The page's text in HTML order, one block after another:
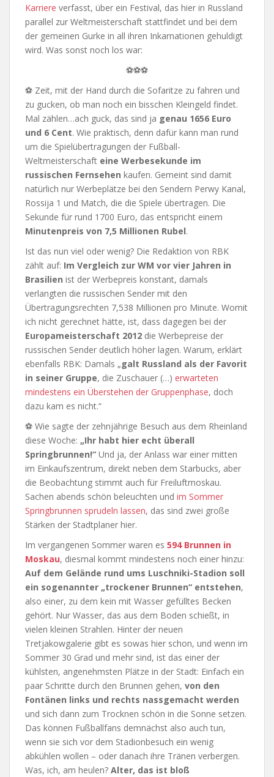
Karriere verfasst, über ein Festival, das hier in Russland
parallel zur Weltmeisterschaft stattfindet und bei dem
der gemeinen Gurke in all ihren Inkarnationen gehuldigt
wird. Was sonst noch los war:
⚽⚽⚽
⚽ Zeit, mit der Hand durch die Sofaritze zu fahren und
zu gucken, ob man noch ein bisschen Kleingeld findet.
Mal zählen…ach guck, das sind ja genau 1656 Euro
und 6 Cent. Wie praktisch, denn dafür kann man rund
um die Spielübertragungen der Fußball-
Weltmeisterschaft eine Werbesekunde im
russischen Fernsehen kaufen. Gemeint sind damit
natürlich nur Werbeplätze bei den Sendern Perwy Kanal,
Rossija 1 und Match, die die Spiele übertragen. Die
Sekunde für rund 1700 Euro, das entspricht einem
Minutenpreis von 7,5 Millionen Rubel.
Ist das nun viel oder wenig? Die Redaktion von RBK
zählt auf: Im Vergleich zur WM vor vier Jahren in
Brasilien ist der Werbepreis konstant, damals
verlangten die russischen Sender mit den
Übertragungsrechten 7,538 Millionen pro Minute. Womit
ich nicht gerechnet hätte, ist, dass dagegen bei der
Europameisterschaft 2012 die Werbepreise der
russischen Sender deutlich höher lagen. Warum, erklärt
ebenfalls RBK: Damals „galt Russland als der Favorit
in seiner Gruppe, die Zuschauer (…) erwarteten
mindestens ein Überstehen der Gruppenphase, doch
dazu kam es nicht.“
⚽ Wie sagte der zehnjährige Besuch aus dem Rheinland
diese Woche: „Ihr habt hier echt überall
Springbrunnen!“ Und ja, der Anlass war einer mitten
im Einkaufszentrum, direkt neben dem Starbucks, aber
die Beobachtung stimmt auch für Freiluftmoskau.
Sachen abends schön beleuchten und im Sommer
Springbrunnen sprudeln lassen, das sind zwei große
Stärken der Stadtplaner hier.
Im vergangenen Sommer waren es 594 Brunnen in
Moskau, diesmal kommt mindestens noch einer hinzu:
Auf dem Gelände rund ums Luschniki-Stadion soll
ein sogenannter „trockener Brunnen“ entstehen,
also einer, zu dem kein mit Wasser gefülltes Becken
gehört. Nur Wasser, das aus dem Boden schießt, in
vielen kleinen Strahlen. Hinter der neuen
Tretjakowgalerie gibt es sowas hier schon, und wenn im
Sommer 30 Grad und mehr sind, ist das einer der
kühlsten, angenehmsten Plätze in der Stadt: Einfach ein
paar Schritte durch den Brunnen gehen, von den
Fontänen links und rechts nassgemacht werden
und sich dann zum Trocknen schön in die Sonne setzen.
Das können Fußballfans demnächst also auch tun,
wenn sie sich vor dem Stadionbesuch ein wenig
abkühlen wollen – oder danach ihre Tränen verbergen.
Was, ich, am heulen? Alter, das ist bloß